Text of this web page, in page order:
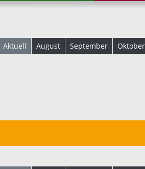
Aktuell August September Oktober